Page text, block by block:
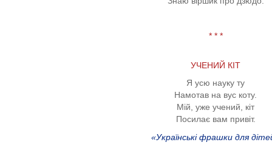
* * *
УЧЕНИЙ КІТ
Я усю науку ту
Намотав на вус коту.
Мій, уже учений, кіт
Посилає вам привіт.
«Українські фрашки для